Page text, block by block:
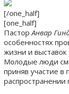
[/one_half]
[one_half]
Пастор Анвар
особенностях
жизни и выставок
Молодые люди
приняв участие в